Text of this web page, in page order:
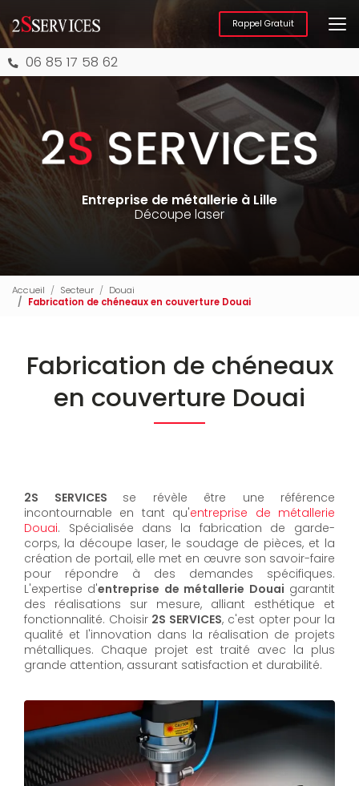
au
contenu
principal06 85 17 58 62
Rappel Gratuit
Entreprise de métallerie à Lille
Découpe laser
Accueil Secteur
Douai
Fabrication de chéneaux en couverture Douai
Fabrication de chéneaux
en couverture Douai
2S SERVICES se révèle être une référence
incontournable en tant qu'entreprise de métallerie
Douai. Spécialisée dans la fabrication de garde-
corps, la découpe laser, le soudage de pièces, et la
création de portail, elle met en œuvre son savoir-faire
pour répondre à des demandes spécifiques.
L'expertise d'entreprise de métallerie Douai garantit
des réalisations sur mesure, alliant esthétique et
fonctionnalité. Choisir 2S SERVICES, c'est opter pour la
qualité et l'innovation dans la réalisation de projets
métalliques. Chaque projet est traité avec la plus
grande attention, assurant satisfaction et durabilité.